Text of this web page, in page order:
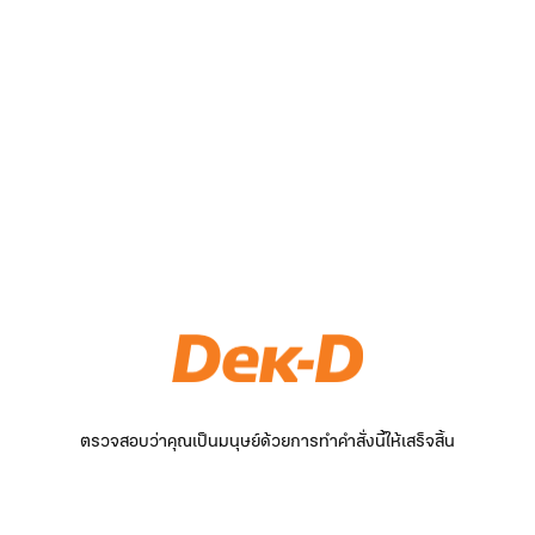
ตรวจสอบว่าคุณเป็นมนุษย์ด้วยการทำคำสั่งนี้ให้เสร็จสิ้น